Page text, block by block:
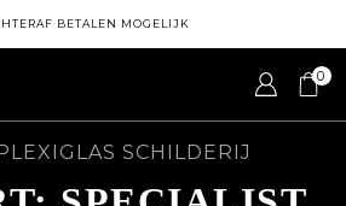
BETALEN MOGELIJK
0
SCHILDERIJ